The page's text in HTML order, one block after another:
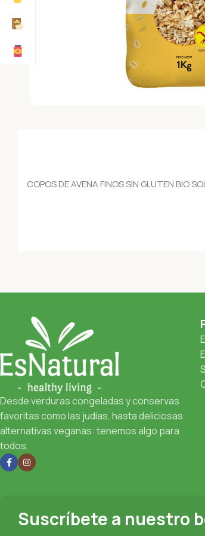
COPOS DE AVENA FINOS SIN GLUTEN BIO
Desde verduras congeladas y conservas
favoritas como las judías, hasta deliciosas
alternativas veganas: tenemos algo para
todos.
Suscríbete a nuestro